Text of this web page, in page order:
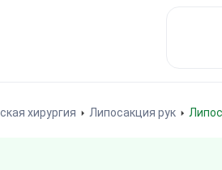
хирургия Липосакция рук